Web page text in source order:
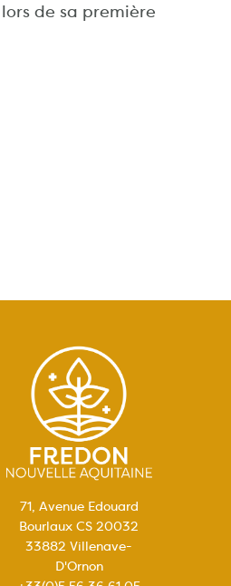
de sa première
71, Avenue Edouard
Bourlaux CS 20032
33882 Villenave-
D'Ornon